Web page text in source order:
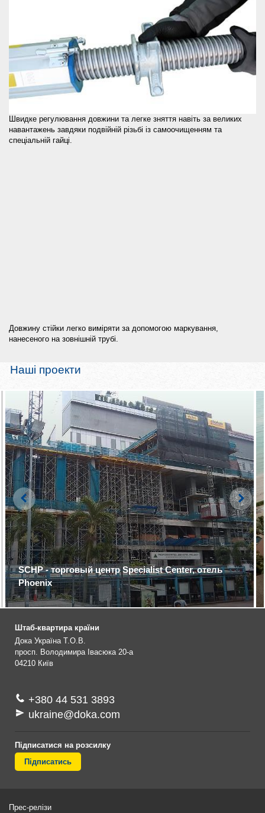
Швидке регулювання довжини та легке зняття навіть за великих
навантажень завдяки подвійній різьбі із самоочищенням та
спеціальній гайці.
Довжину стійки легко виміряти за допомогою маркування,
нанесеного на зовнішній трубі.
Наші проекти
SCHP - торговый центр Specialist Center, отель
Phoenix
Left Right
Штаб-квартира країни
Дока Україна Т.О.В.
просп. Володимира Івасюка 20-а
04210 Київ
+380 44 531 3893
ukraine@doka.com
Підписатися на розсилку
Підписатись
Прес-релізи